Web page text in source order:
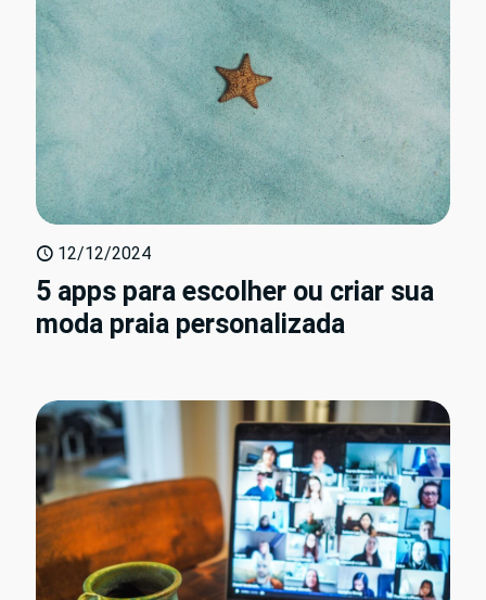
12/12/2024
5 apps para escolher ou criar sua
moda praia personalizada